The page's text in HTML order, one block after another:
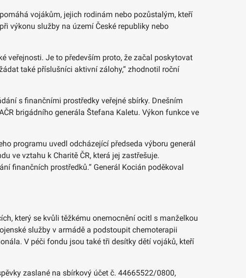
vojákům, jejich rodinám nebo pozůstalým, kteří
výkonu služby na území České republiky nebo
veřejnosti. Je to především proto, že začal poskytovat
také příslušníci aktivní zálohy,“ zhodnotil roční
s finančními prostředky veřejné sbírky. Dnešním
brigádního generála Štefana Kaletu. Výkon funkce ve
programu uvedl odcházející předseda výboru generál
ve vztahu k Charitě ČR, která jej zastřešuje.
finančních prostředků.“ Generál Kocián poděkoval
který se kvůli těžkému onemocnění ocitl s manželkou
služby v armádě a podstoupit chemoterapii
V péči fondu jsou také tři desítky dětí vojáků, kteří
zaslané na sbírkový účet č. 44665522/0800,